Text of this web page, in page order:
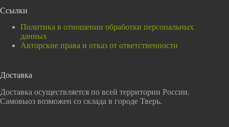
Ссылки
Политика в отношении обработки персональных
данных
Авторские права и отказ от ответственности
Доставка
Доставка осуществляется по всей территории России.
Самовыоз возможен со склада в городе Тверь.